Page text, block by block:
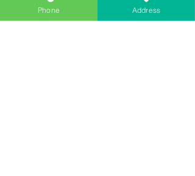
的工做是詐騙集團的車手，當下覺得世界末日
Phone Address